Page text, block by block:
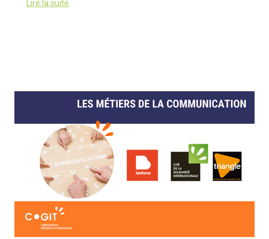
Lire la suite